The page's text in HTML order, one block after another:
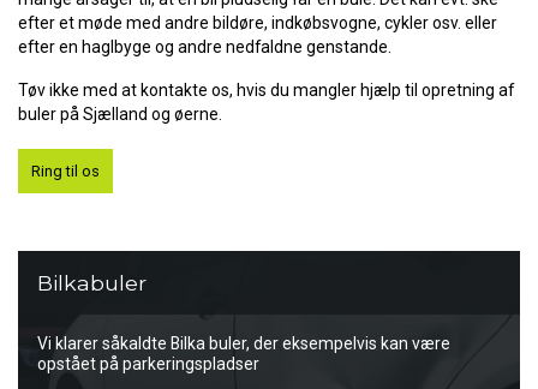
efter et møde med andre bildøre, indkøbsvogne, cykler osv. eller
efter en haglbyge og andre nedfaldne genstande.
Tøv ikke med at kontakte os, hvis du mangler hjælp til opretning af
buler på Sjælland og øerne.
Ring til os
Bilkabuler
Vi klarer såkaldte Bilka buler, der eksempelvis kan være
opstået på parkeringspladser